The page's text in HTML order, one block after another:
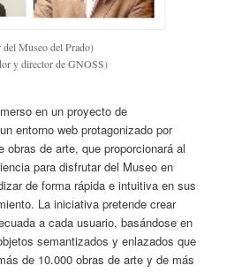
Museo del Prado)
y director de GNOSS)
en un proyecto de
entorno web protagonizado por
obras de arte, que proporcionará al
para disfrutar del Museo en
de forma rápida e intuitiva en sus
La iniciativa pretende crear
a cada usuario, basándose en
semantizados y enlazados que
de 10.000 obras de arte y de más